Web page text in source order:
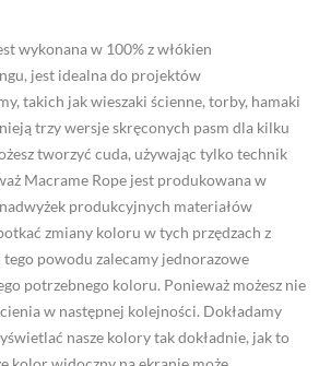
wykonana w 100% z włókien
jest idealna do projektów
takich jak wieszaki ścienne, torby, hamaki
trzy wersje skręconych pasm dla kilku
tworzyć cuda, używając tylko technik
Macrame Rope jest produkowana w
produkcyjnych materiałów
zmiany koloru w tych przędzach z
powodu zalecamy jednorazowe
potrzebnego koloru. Ponieważ możesz nie
w następnej kolejności. Dokładamy
nasze kolory tak dokładnie, jak to